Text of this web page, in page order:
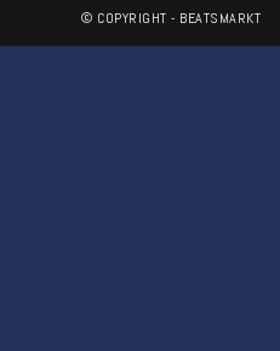
© COPYRIGHT - BEATSMARKT